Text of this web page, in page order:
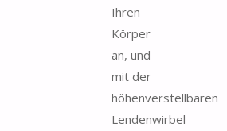
Ihren
Körper
an, und
mit der
höhenverstellbaren
Lendenwirbel-